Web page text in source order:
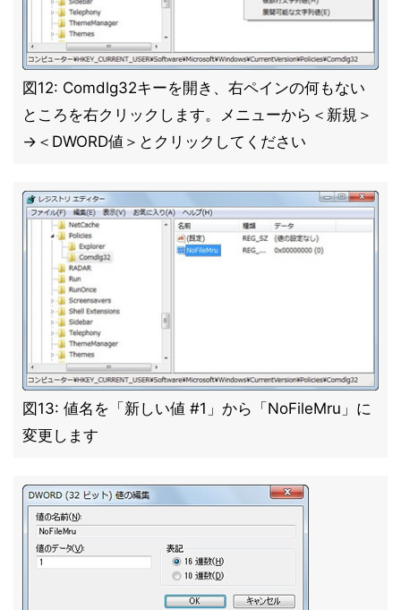
図12: Comdlg32キーを開き、右ペインの何もない
ところを右クリックします。メニューから＜新規＞
→＜DWORD値＞とクリックしてください
図13: 値名を「新しい値 #1」から「NoFileMru」に
変更します